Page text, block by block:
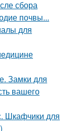
сбора
почвы...
для
Замки для
вашего
Шкафчики для